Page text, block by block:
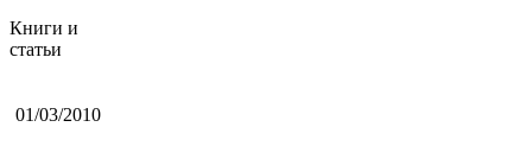
Книги и
статьи
01/03/2010